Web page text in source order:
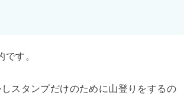
す。
スタンプだけのために山登りをするの